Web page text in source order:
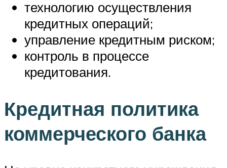
технологию осуществления
кредитных операций;
управление кредитным риском;
контроль в процессе
кредитования.
Кредитная политика
коммерческого банка